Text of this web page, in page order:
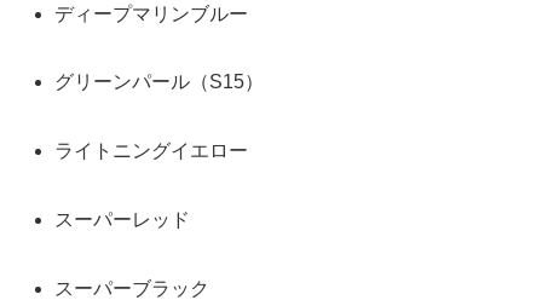
ディープマリンブルー
グリーンパール（S15）
ライトニングイエロー
スーパーレッド
スーパーブラック